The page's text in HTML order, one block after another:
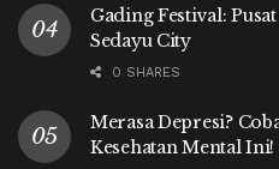
Gading Festival:
Sedayu City
0 SHARES
Merasa Depresi?
Kesehatan Mental Ini!